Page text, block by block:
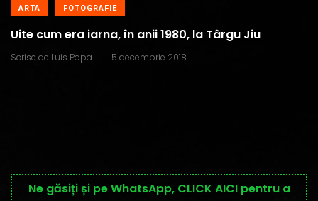
ARTA FOTOGRAFIE
Uite cum era iarna, în anii 1980, la Târgu Jiu
Scrise de Luis Popa . 5 decembrie 2018
Ne găsiți și pe WhatsApp, CLICK AICI pentru a